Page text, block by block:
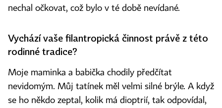
nechal očkovat, což bylo v té době nevídané.
Vychází vaše filantropická činnost právě z této
rodinné tradice?
Moje maminka a babička chodily předčítat
nevidomým. Můj tatínek měl velmi silné brýle. A když
se ho někdo zeptal, kolik má dioptrií, tak odpovídal,